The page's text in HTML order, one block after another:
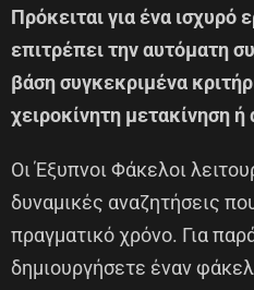
Πρόκειται για ένα ισχυρό
επιτρέπει την αυτόματη
βάση συγκεκριμένα
χειροκίνητη μετακίνηση ή
Οι Έξυπνοι Φάκελοι
δυναμικές αναζητήσεις
πραγματικό χρόνο. Για
δημιουργήσετε έναν